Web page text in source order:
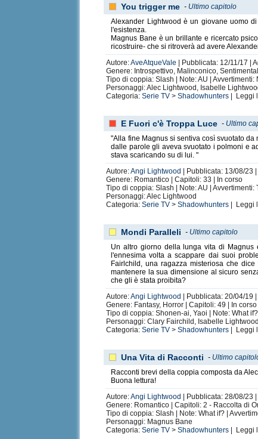
You trigger me - Ultimo capitolo
Alexander Lightwood è un giovane uomo
l'esistenza.
Magnus Bane è un brillante e ricercato
ricostruire- che si ritroverà ad avere
Autore:AveAtqueVale
| Pubblicata: 12/11/17 |
Genere: Introspettivo, Malinconico,
Tipo di coppia: Slash | Note: AU | Avvertimenti:
Personaggi: Alec Lightwood, Isabelle
Categoria:Serie TV >Shadowhunters | Leggi
E Fuori c'è Troppa Luce - Ultimo
"Alla fine Magnus si sentiva così svuotato
dalle parole gli aveva svuotato i polmoni e
stava scaricando su di lui. "
Autore:Angi Lightwood
| Pubblicata: 13/08/23
Genere: Romantico | Capitoli: 33 | In corso
Tipo di coppia: Slash | Note: AU | Avvertimenti:
Personaggi: Alec Lightwood
Categoria:Serie TV >Shadowhunters | Leggi
Mondi Paralleli - Ultimo capitolo
Un altro giorno della lunga vita di Magnus
l'ennesima volta a scappare dai suoi
Fairlchild, una ragazza misteriosa che
mantenere la sua dimensione al sicuro
che gli è stata proibita?
Autore:Angi Lightwood
| Pubblicata: 20/04/19
Genere: Fantasy, Horror | Capitoli: 49 | In corso
Tipo di coppia: Shonen-ai, Yaoi | Note: What
Personaggi: Clary Fairchild, Isabelle
Categoria:Serie TV >Shadowhunters | Leggi
Una Vita di Racconti - Ultimo
Racconti brevi della coppia composta da
Buona lettura!
Autore:Angi Lightwood
| Pubblicata: 28/08/23
Genere: Romantico | Capitoli: 2 - Raccolta di
Tipo di coppia: Slash | Note: What if? |
Personaggi: Magnus Bane
Categoria:Serie TV >Shadowhunters | Leggi